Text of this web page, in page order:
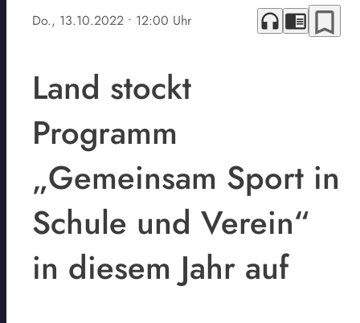
Do., 13.10.2022 • 12:00 Uhr headphones chrome_reader_mode bookmark_border
Land stockt
Programm
„Gemeinsam Sport in
Schule und Verein“
in diesem Jahr auf